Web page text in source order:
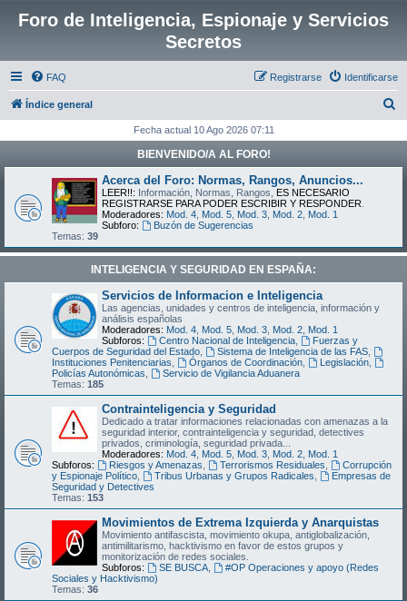
Foro de Inteligencia, Espionaje y Servicios
Secretos
FAQ Identificarse
Registrarse
Índice general
c
Fecha actual 10 Ago 2026 07:11
BIENVENIDO/A AL FORO!
Acerca del Foro: Normas, Rangos, Anuncios...
LEER!!: Información, Normas, Rangos, ES NECESARIO
REGISTRARSE PARA PODER ESCRIBIR Y RESPONDER
Moderadores: Mod. 4 Mod. 5 Mod. 3 Mod. 2 Mod. 1
Subforo:
Buzón de Sugerencias
Temas: 39
INTELIGENCIA Y SEGURIDAD EN ESPAÑA:
Servicios de Informacion e Inteligencia
Las agencias, unidades y centros de inteligencia, información y
análisis españolas
Moderadores: Mod. 4 Mod. 5 Mod. 3 Mod. 2 Mod. 1
Subforos:
Centro Nacional de Inteligencia,
Fuerzas y
Cuerpos de Seguridad del Estado
Sistema de Inteligencia de las FAS,
Instituciones Penitenciarias
Órganos de Coordinación, Legislación,
Policías Autonómicas
Servicio de Vigilancia Aduanera
Temas: 185
Contrainteligencia y Seguridad
Dedicado a tratar informaciones relacionadas con amenazas a la
seguridad interior, contrainteligencia y seguridad, detectives
privados, criminología, seguridad privada...
Moderadores: Mod. 4 Mod. 5 Mod. 3 Mod. 2 Mod. 1
Subforos:
Riesgos y Amenazas Terrorismos Residuales
Corrupción
y Espionaje Político
Tribus Urbanas y Grupos Radicales
Empresas de
Seguridad y Detectives
Temas: 153
Movimientos de Extrema Izquierda y Anarquistas
Movimiento antifascista, movimiento okupa, antiglobalización,
antimilitarismo, hacktivismo en favor de estos grupos y
monitorización de redes sociales.
Subforos:
SE BUSCA,
#OP Operaciones y apoyo (Redes
Sociales y Hacktivismo)
Temas: 36